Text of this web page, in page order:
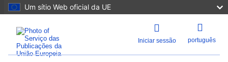
Um sítio Web oficial da UE
Iniciar sessão português